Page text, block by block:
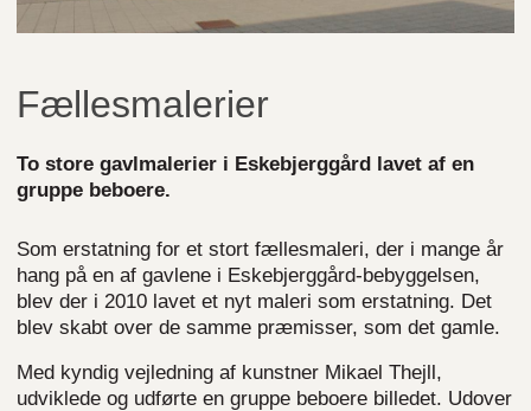
Fællesmalerier
To store gavlmalerier i Eskebjerggård lavet af en
gruppe beboere.
Som erstatning for et stort fællesmaleri, der i mange år
hang på en af gavlene i Eskebjerggård-bebyggelsen,
blev der i 2010 lavet et nyt maleri som erstatning. Det
blev skabt over de samme præmisser, som det gamle.
Med kyndig vejledning af kunstner Mikael Thejll,
udviklede og udførte en gruppe beboere billedet. Udover